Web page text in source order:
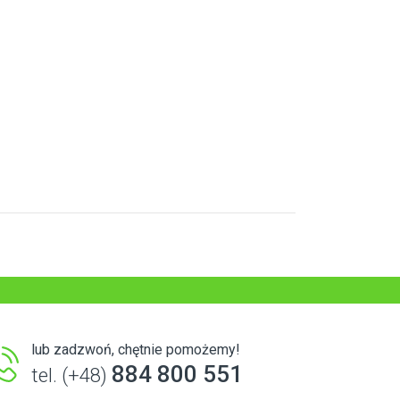
lub zadzwoń, chętnie pomożemy!
tel. (+48) 884 800 551